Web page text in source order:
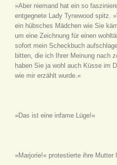
»Aber niemand hat ein so
entgegnete Lady Tynewood spitz.
ein hübsches Mädchen wie Sie
um eine Zeichnung für einen
sofort mein Scheckbuch
bitten, die ich Ihrer Meinung nach
haben Sie ja wohl auch Küsse im
wie mir erzählt wurde.«
»Das ist eine infame Lüge!«
»Marjorie!« protestierte ihre Mutter